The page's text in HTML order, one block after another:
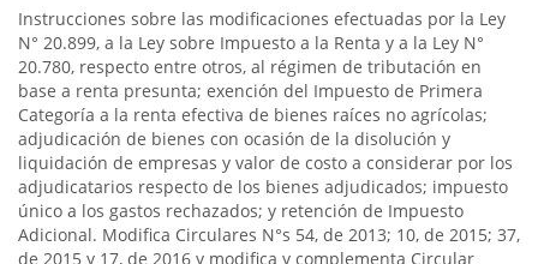
Instrucciones sobre las modificaciones efectuadas por la Ley
N° 20.899, a la Ley sobre Impuesto a la Renta y a la Ley N°
20.780, respecto entre otros, al régimen de tributación en
base a renta presunta; exención del Impuesto de Primera
Categoría a la renta efectiva de bienes raíces no agrícolas;
adjudicación de bienes con ocasión de la disolución y
liquidación de empresas y valor de costo a considerar por los
adjudicatarios respecto de los bienes adjudicados; impuesto
único a los gastos rechazados; y retención de Impuesto
Adicional. Modifica Circulares N°s 54, de 2013; 10, de 2015; 37,
de 2015 y 17, de 2016 y modifica y complementa Circular